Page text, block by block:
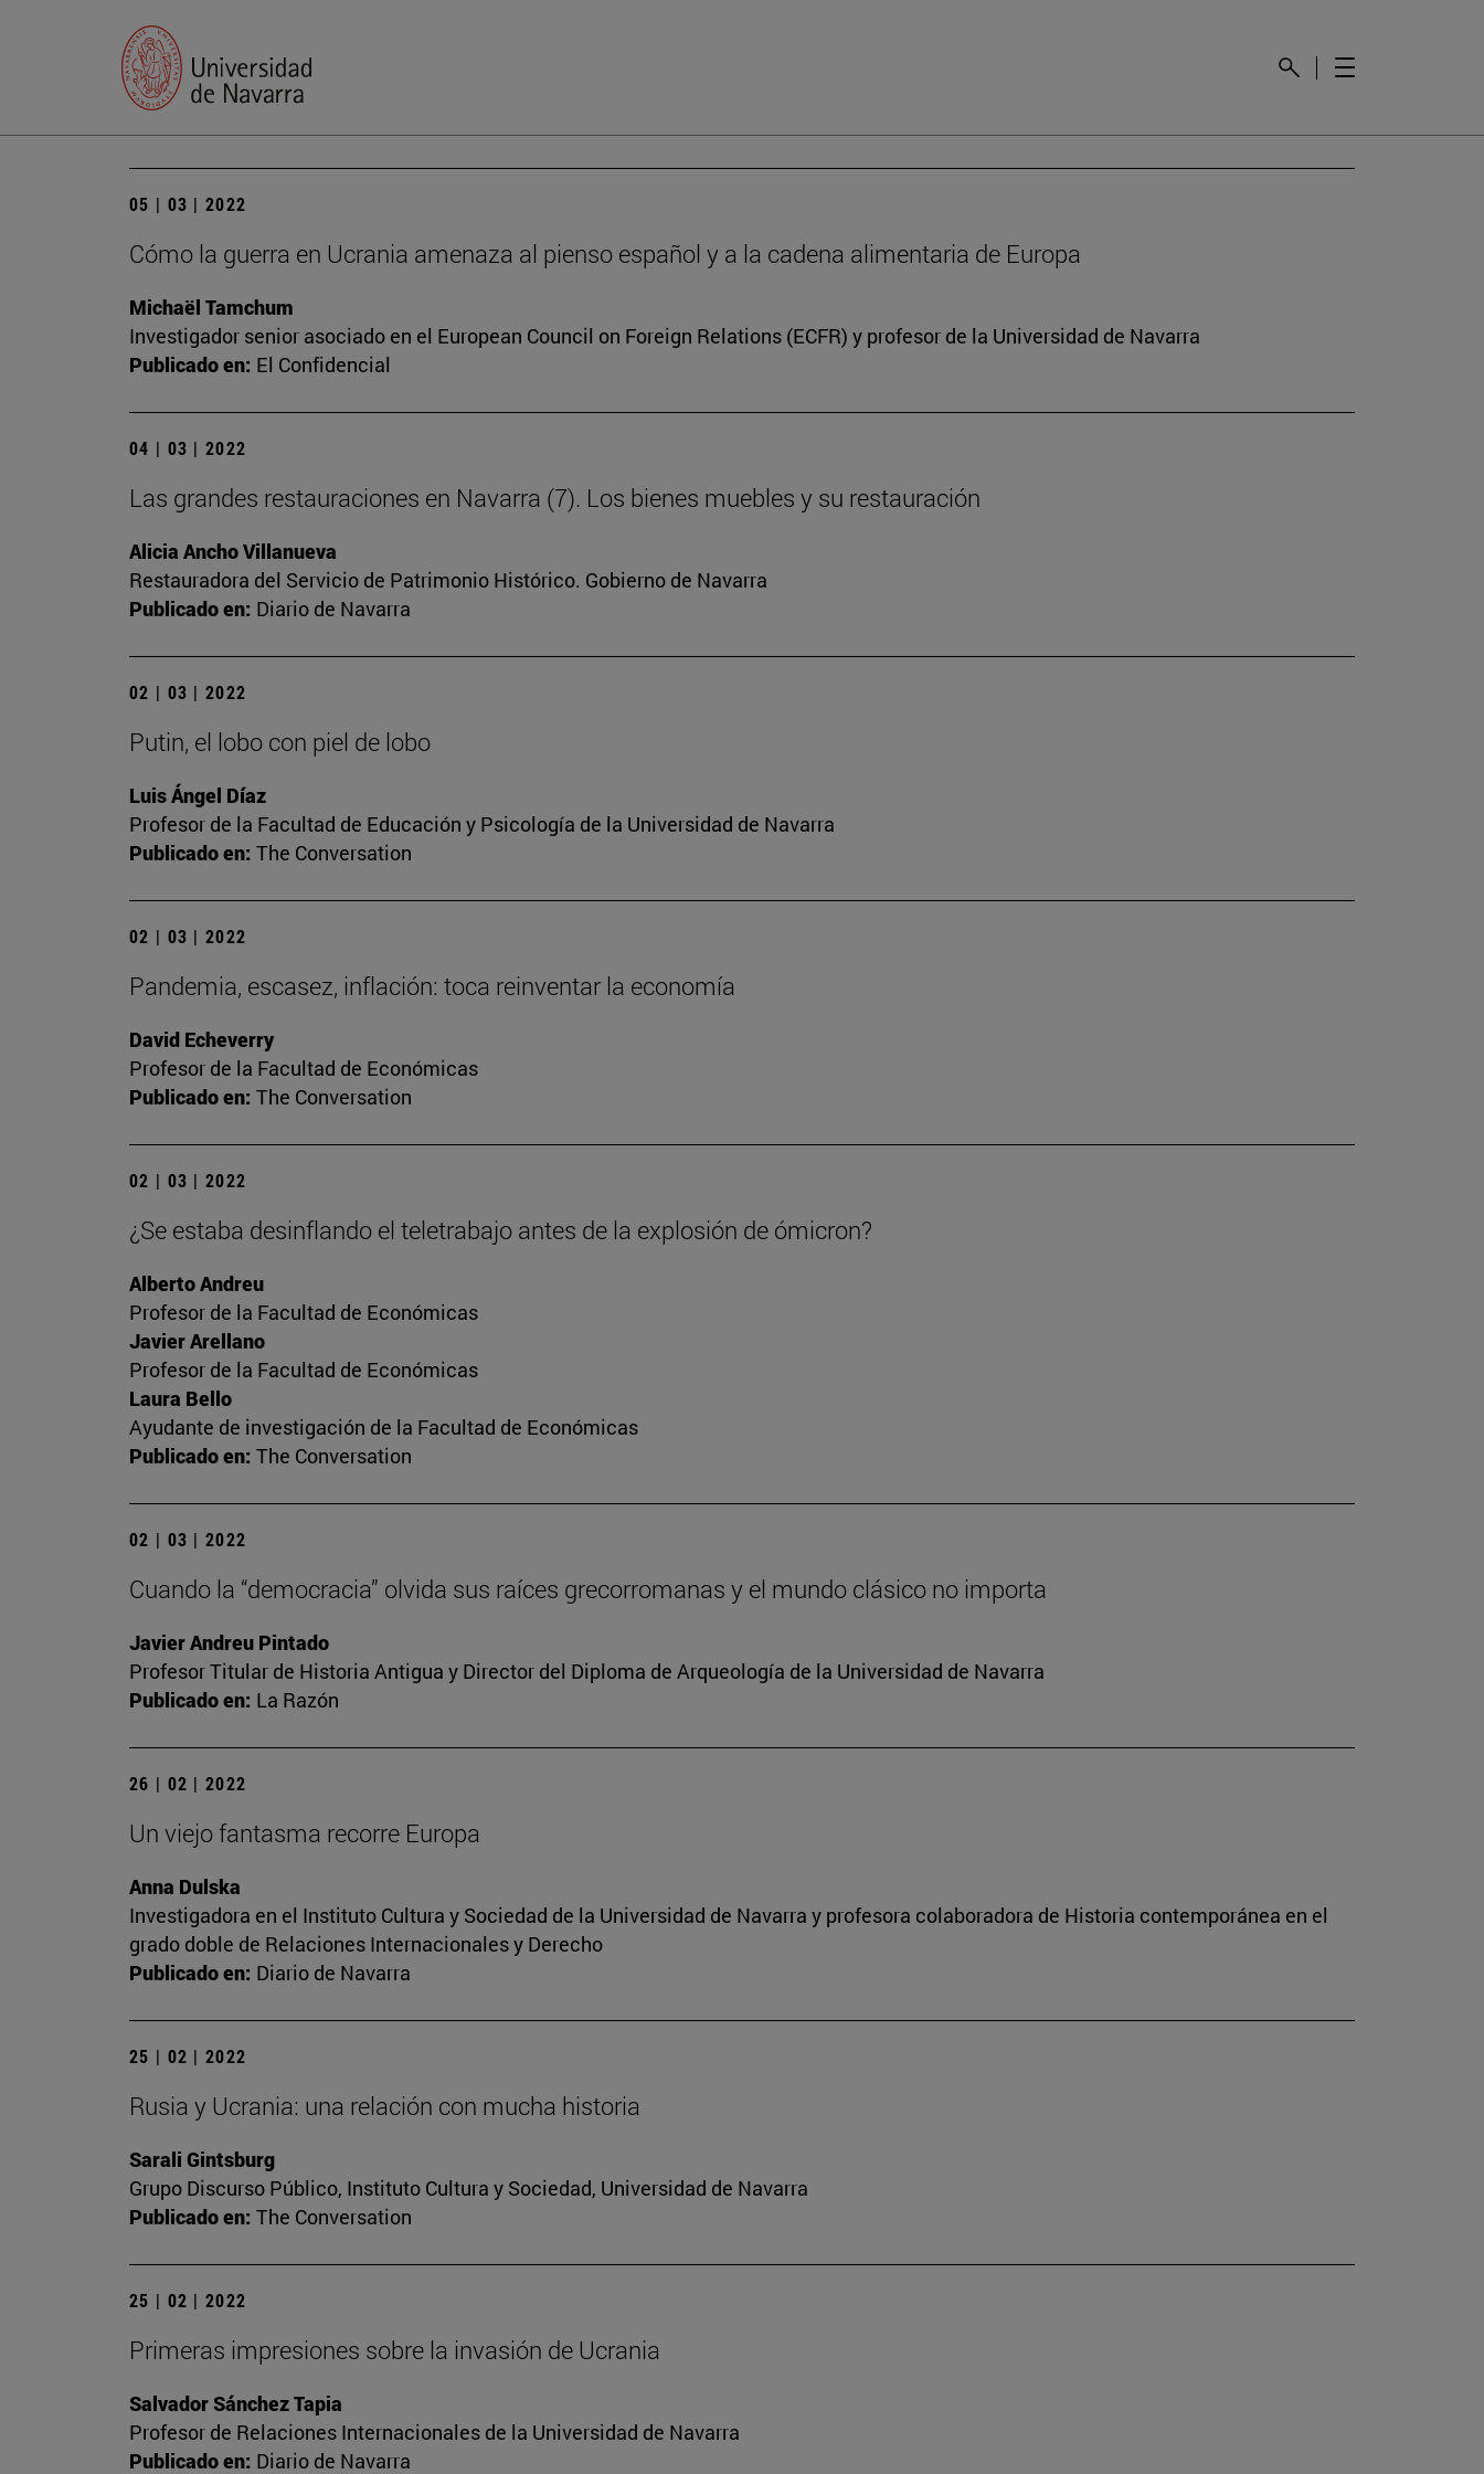
05 | 03 | 2022
Cómo la guerra en Ucrania amenaza al pienso español y a la cadena alimentaria de Europa
Michaël Tamchum
Investigador senior asociado en el European Council on Foreign Relations (ECFR) y profesor de la Universidad de Navarra
Publicado en: El Confidencial
04 | 03 | 2022
Las grandes restauraciones en Navarra (7). Los bienes muebles y su restauración
Alicia Ancho Villanueva
Restauradora del Servicio de Patrimonio Histórico. Gobierno de Navarra
Publicado en: Diario de Navarra
02 | 03 | 2022
Putin, el lobo con piel de lobo
Luis Ángel Díaz
Profesor de la Facultad de Educación y Psicología de la Universidad de Navarra
Publicado en: The Conversation
02 | 03 | 2022
Pandemia, escasez, inflación: toca reinventar la economía
David Echeverry
Profesor de la Facultad de Económicas
Publicado en: The Conversation
02 | 03 | 2022
¿Se estaba desinflando el teletrabajo antes de la explosión de ómicron?
Alberto Andreu
Profesor de la Facultad de Económicas
Javier Arellano
Profesor de la Facultad de Económicas
Laura Bello
Ayudante de investigación de la Facultad de Económicas
Publicado en: The Conversation
02 | 03 | 2022
Cuando la “democracia” olvida sus raíces grecorromanas y el mundo clásico no importa
Javier Andreu Pintado
Profesor Titular de Historia Antigua y Director del Diploma de Arqueología de la Universidad de Navarra
Publicado en: La Razón
26 | 02 | 2022
Un viejo fantasma recorre Europa
Anna Dulska
Investigadora en el Instituto Cultura y Sociedad de la Universidad de Navarra y profesora colaboradora de Historia contemporánea en el
grado doble de Relaciones Internacionales y Derecho
Publicado en: Diario de Navarra
25 | 02 | 2022
Rusia y Ucrania: una relación con mucha historia
Sarali Gintsburg
Grupo Discurso Público, Instituto Cultura y Sociedad, Universidad de Navarra
Publicado en: The Conversation
25 | 02 | 2022
Primeras impresiones sobre la invasión de Ucrania
Salvador Sánchez Tapia
Profesor de Relaciones Internacionales de la Universidad de Navarra
Publicado en: Diario de Navarra